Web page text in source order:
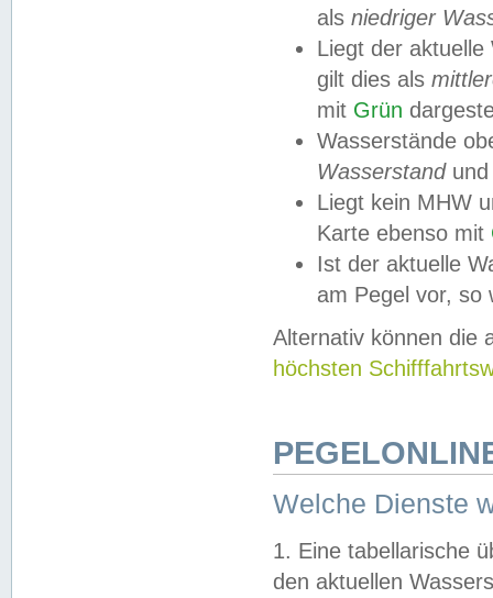
als niedriger
Liegt der
gilt dies als
mit Grün
Wasserstände
Wasserstandund
Liegt kein MHW
Karte ebenso mit
Ist der aktuelle
am Pegel vor,
Alternativ können die
höchsten
Welche Dienste
1. Eine tabellarische
den aktuellen